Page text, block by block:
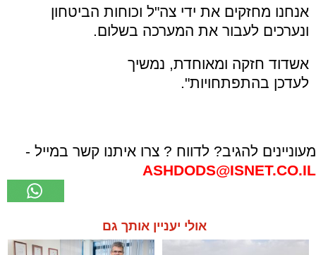
אנחנו מחזקים את ידי צה"ל וכוחות הביטחון
ונערכים לעבור את המערכה בשלום.
אשדוד חזקה ומאוחדת, נמשיך
לעדכן בהתפתחויות".
מעוניינים להגיב? לדווח ? צרו איתנו קשר במייל -
ASHDODS@ISNET.CO.IL
אולי יעניין אותך גם